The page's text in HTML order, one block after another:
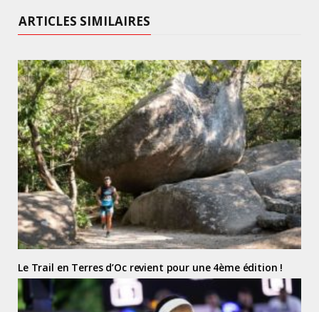
ARTICLES SIMILAIRES
Le Trail en Terres d’Oc revient pour une 4ème édition !